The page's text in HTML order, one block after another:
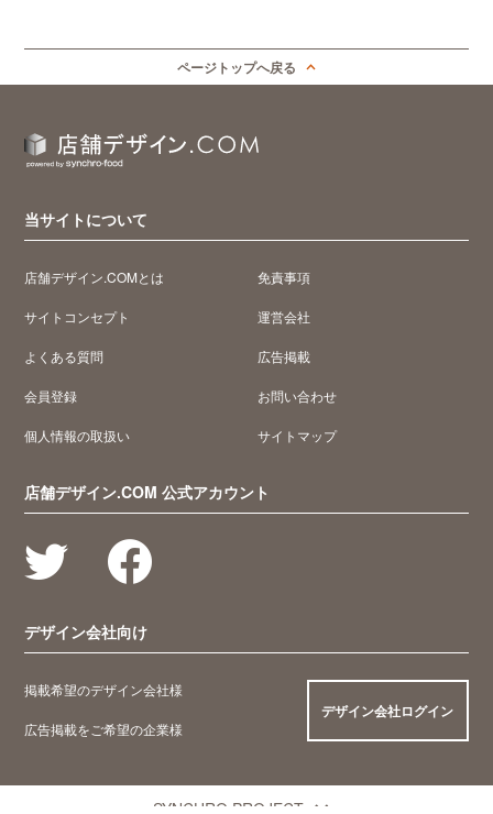
ページトップへ戻る
当サイトについて
店舗デザイン.COMとは
サイトコンセプト
よくある質問
会員登録
個人情報の取扱い
免責事項
運営会社
広告掲載
お問い合わせ
サイトマップ
店舗デザイン.COM 公式アカウント
デザイン会社向け
掲載希望のデザイン会社様
広告掲載をご希望の企業様
デザイン会社ログイン
SYNCHRO PROJECT